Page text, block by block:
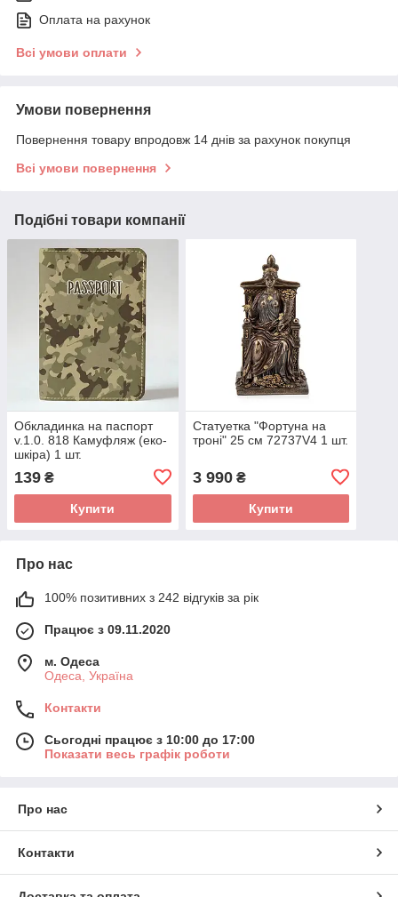
Оплата на рахунок
Всі умови оплати
Умови повернення
Повернення товару впродовж 14 днів за рахунок покупця
Всі умови повернення
Подібні товари компанії
Обкладинка на паспорт
v.1.0. 818 Камуфляж (еко-
шкіра) 1 шт.
139 ₴
Купити
Статуетка "Фортуна на
троні" 25 см 72737V4 1 шт.
3 990₴
Купити
Про нас
100% позитивних з 242 відгуків за рік
Працює з 09.11.2020
м. Одеса
Одеса, Україна
Контакти
Сьогодні працює з 10:00 до 17:00
Показати весь графік роботи
Про нас
Контакти